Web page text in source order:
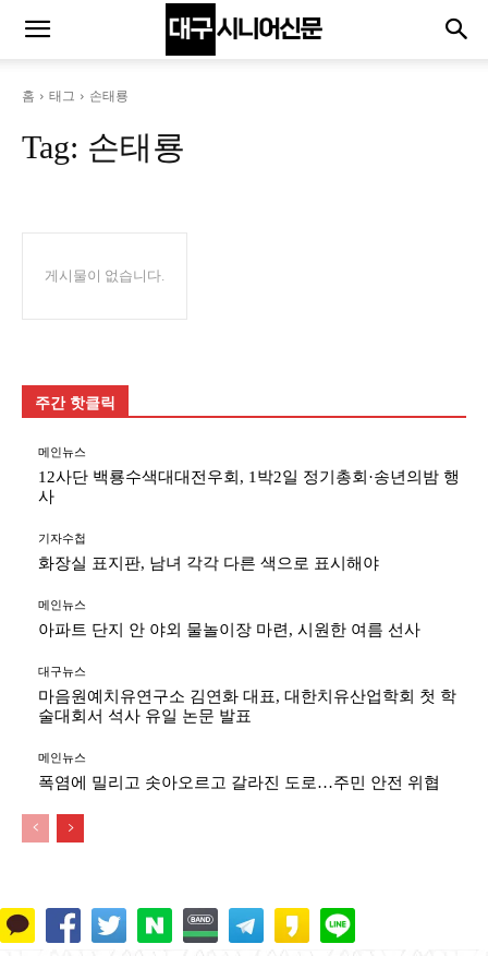
홈 태그 손태룡
Tag: 손태룡
게시물이 없습니다.
주간 핫클릭
메인뉴스
12사단 백룡수색대대전우회, 1박2일 정기총회·송년의밤 행
사
기자수첩
화장실 표지판, 남녀 각각 다른 색으로 표시해야
메인뉴스
아파트 단지 안 야외 물놀이장 마련, 시원한 여름 선사
대구뉴스
마음원예치유연구소 김연화 대표, 대한치유산업학회 첫 학
술대회서 석사 유일 논문 발표
메인뉴스
폭염에 밀리고 솟아오르고 갈라진 도로…주민 안전 위협